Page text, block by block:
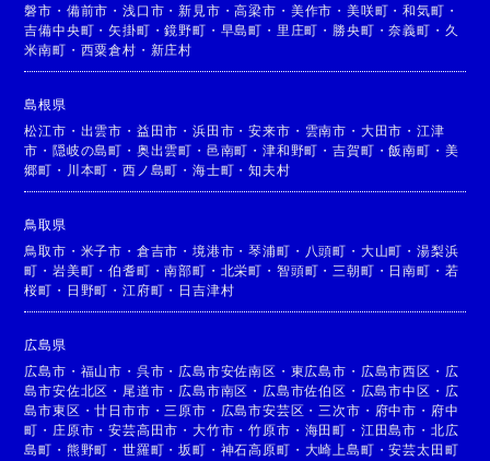
磐市 ・ 備前市 ・浅口市 ・新見市 ・高梁市 ・ 美作市 ・ 美咲町 ・和気町 ・
吉備中央町 ・矢掛町 ・鏡野町 ・ 早島町 ・ 里庄町 ・ 勝央町 ・奈義町 ・ 久
米南町 ・ 西粟倉村 ・ 新庄村
島根県
松江市 ・ 出雲市 ・ 益田市 ・浜田市 ・安来市 ・ 雲南市 ・ 大田市 ・ 江津
市 ・隠岐の島町 ・ 奥出雲町 ・ 邑南町 ・津和野町 ・吉賀町 ・飯南町 ・ 美
郷町 ・ 川本町 ・西ノ島町 ・海士町 ・知夫村
鳥取県
鳥取市 ・ 米子市 ・ 倉吉市 ・境港市 ・琴浦町 ・ 八頭町 ・ 大山町 ・ 湯梨浜
町 ・岩美町 ・伯耆町 ・南部町 ・ 北栄町 ・ 智頭町 ・ 三朝町 ・ 日南町 ・ 若
桜町 ・ 日野町 ・江府町 ・ 日吉津村
広島県
広島市 ・ 福山市 ・ 呉市 ・ 広島市安佐南区 ・ 東広島市 ・ 広島市西区 ・ 広
島市安佐北区 ・ 尾道市 ・ 広島市南区 ・ 広島市佐伯区 ・ 広島市中区 ・ 広
島市東区 ・廿日市市 ・ 三原市 ・ 広島市安芸区 ・ 三次市 ・ 府中市 ・ 府中
町 ・ 庄原市 ・安芸高田市 ・大竹市 ・竹原市 ・ 海田町 ・ 江田島市 ・ 北広
島町 ・ 熊野町 ・世羅町 ・坂町 ・ 神石高原町 ・ 大崎上島町 ・安芸太田町